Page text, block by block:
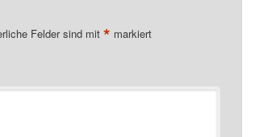
Felder sind mit * markiert